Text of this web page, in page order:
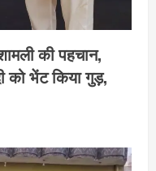
की पहचान,
को भेंट किया गुड़,